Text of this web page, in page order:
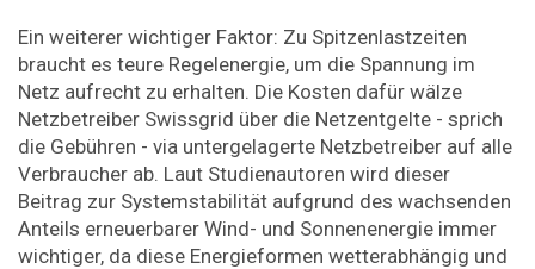
Ein weiterer wichtiger Faktor: Zu Spitzenlastzeiten
braucht es teure Regelenergie, um die Spannung im
Netz aufrecht zu erhalten. Die Kosten dafür wälze
Netzbetreiber Swissgrid über die Netzentgelte - sprich
die Gebühren - via untergelagerte Netzbetreiber auf alle
Verbraucher ab. Laut Studienautoren wird dieser
Beitrag zur Systemstabilität aufgrund des wachsenden
Anteils erneuerbarer Wind- und Sonnenenergie immer
wichtiger, da diese Energieformen wetterabhängig und